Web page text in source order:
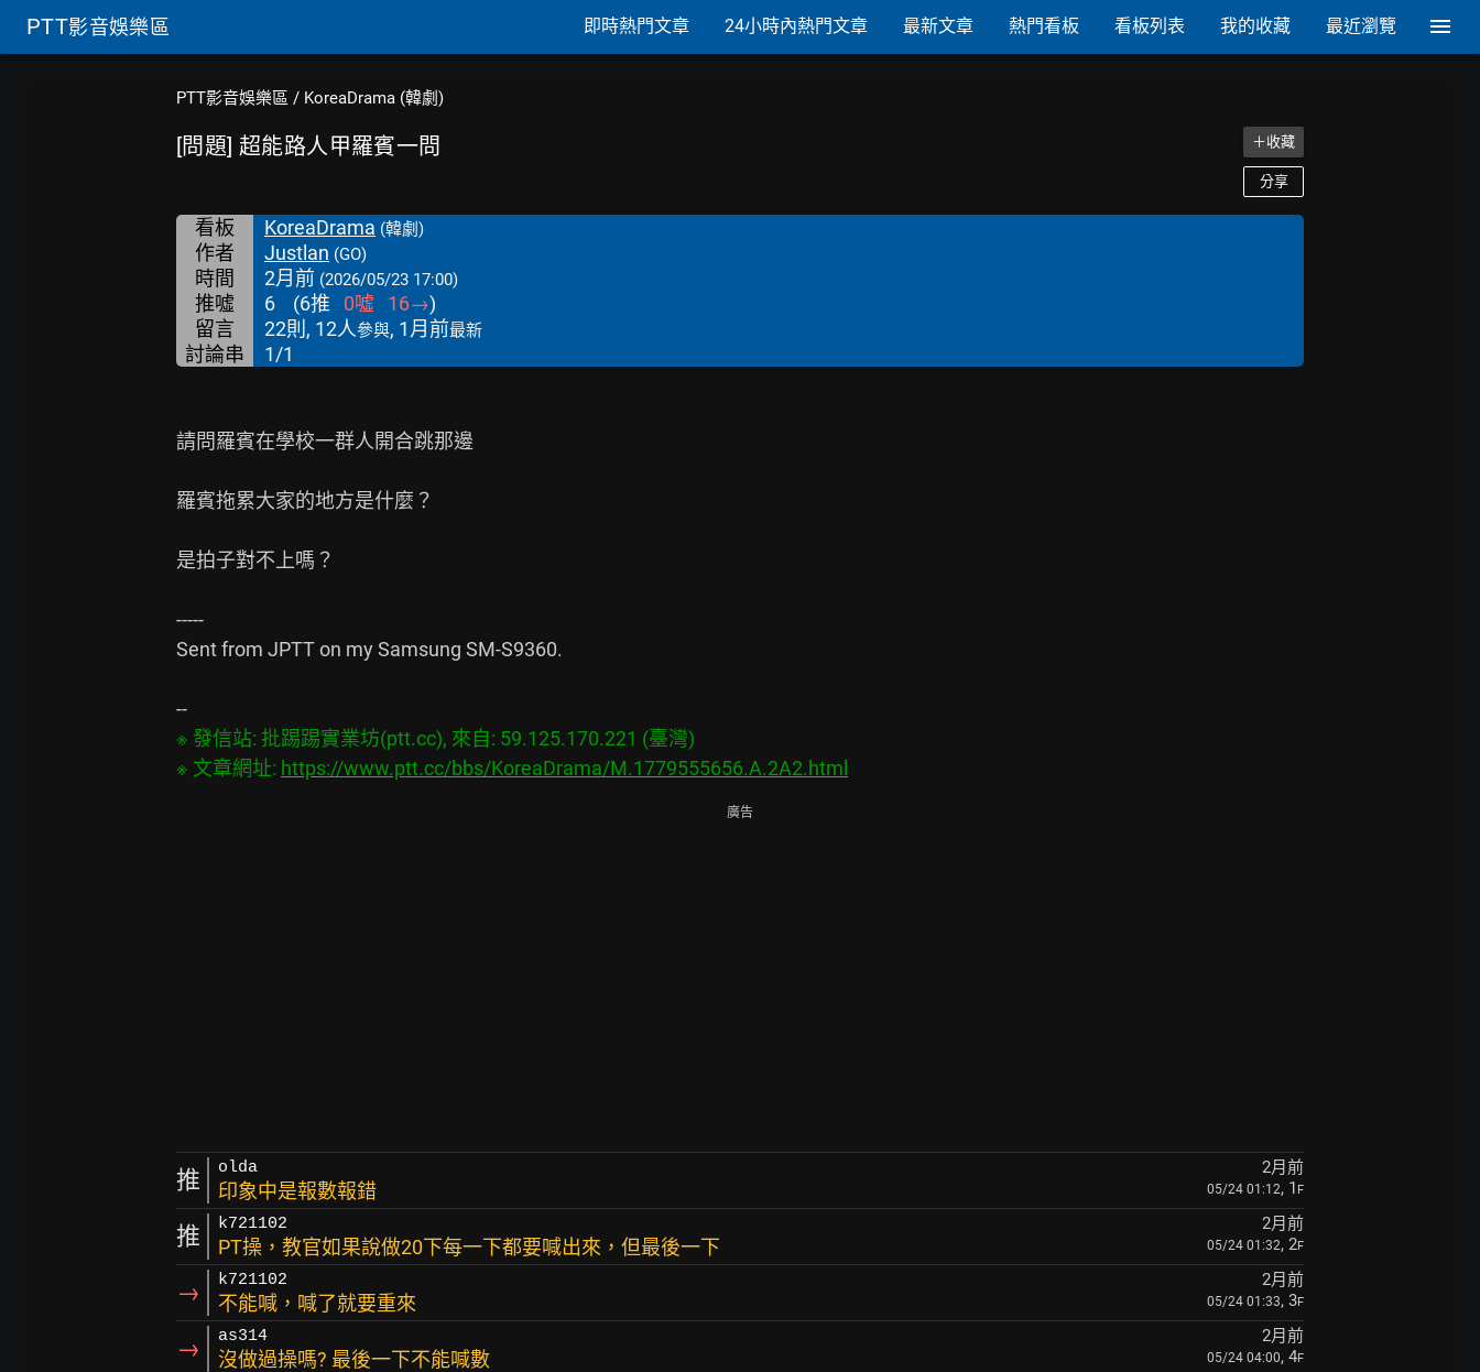
PTT影音娛樂區 即時熱門文章 24小時內熱門文章 最新文章 熱門看板 看板列表 我的收藏 最近瀏覽
PTT影音娛樂區 / KoreaDrama (韓劇)
[問題] 超能路人甲羅賓一問 ＋收藏
分享
看板 KoreaDrama (韓劇)
作者 Justlan (GO)
時間 2月前 (2026/05/23 17:00)
推噓 6 (6推 0噓 16→)
留言
22則, 12人參與, 1月前最新
討論串 1/1
請問羅賓在學校一群人開合跳那邊
羅賓拖累大家的地方是什麼？
是拍子對不上嗎？
-----
Sent from JPTT on my Samsung SM-S9360.
※ 發信站: 批踢踢實業坊(ptt.cc), 來自: 59.125.170.221 (臺灣)
※ 文章網址: https://www.ptt.cc/bbs/KoreaDrama/M.1779555656.A.2A2.html
廣告
推 olda 2月前
印象中是報數報錯 05/24 01:12, 1 F
推 k721102 2月前
PT操，教官如果說做20下每一下都要喊出來，但最後一下 05/24 01:32, 2F
→ k721102 2月前
不能喊，喊了就要重來 05/24 01:33, 3F
→ as314 2月前
沒做過操嗎? 最後一下不能喊數 05/24 04:00, 4F